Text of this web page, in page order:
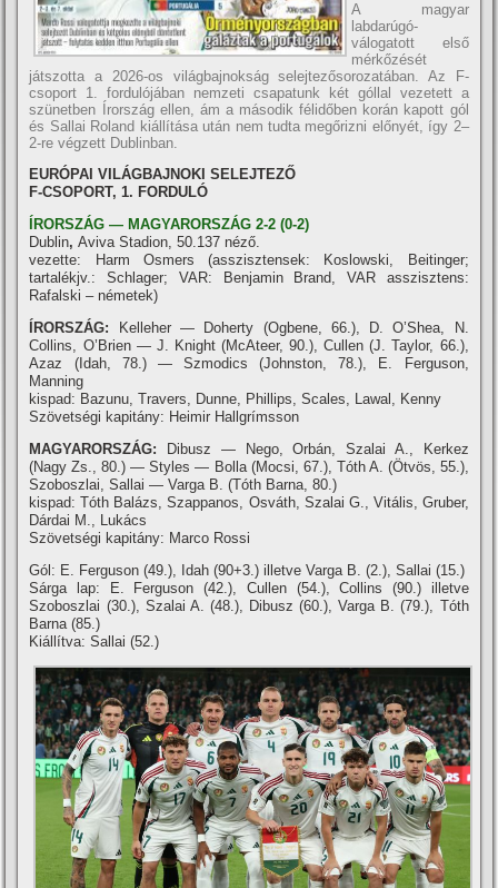
A magyar
labdarúgó-
válogatott első
mérkőzését
játszotta a 2026-os világbajnokság selejtezősorozatában. Az F-
csoport 1. fordulójában nemzeti csapatunk két góllal vezetett a
szünetben Írország ellen, ám a második félidőben korán kapott gól
és Sallai Roland kiállítása után nem tudta megőrizni előnyét, így 2–
2-re végzett Dublinban.
EURÓPAI VILÁGBAJNOKI SELEJTEZŐ
F-CSOPORT, 1. FORDULÓ
ÍRORSZÁG — MAGYARORSZÁG 2-2 (0-2)
Dublin, Aviva Stadion, 50.137 néző.
vezette: Harm Osmers (asszisztensek: Koslowski, Beitinger;
tartalékjv.: Schlager; VAR: Benjamin Brand, VAR asszisztens:
Rafalski – németek)
ÍRORSZÁG: Kelleher — Doherty (Ogbene, 66.), D. O’Shea, N.
Collins, O’Brien — J. Knight (McAteer, 90.), Cullen (J. Taylor, 66.),
Azaz (Idah, 78.) — Szmodics (Johnston, 78.), E. Ferguson,
Manning
kispad: Bazunu, Travers, Dunne, Phillips, Scales, Lawal, Kenny
Szövetségi kapitány: Heimir Hallgrímsson
MAGYARORSZÁG: Dibusz — Nego, Orbán, Szalai A., Kerkez
(Nagy Zs., 80.) — Styles — Bolla (Mocsi, 67.), Tóth A. (Ötvös, 55.),
Szoboszlai, Sallai — Varga B. (Tóth Barna, 80.)
kispad: Tóth Balázs, Szappanos, Osváth, Szalai G., Vitális, Gruber,
Dárdai M., Lukács
Szövetségi kapitány: Marco Rossi
Gól: E. Ferguson (49.), Idah (90+3.) illetve Varga B. (2.), Sallai (15.)
Sárga lap: E. Ferguson (42.), Cullen (54.), Collins (90.) illetve
Szoboszlai (30.), Szalai A. (48.), Dibusz (60.), Varga B. (79.), Tóth
Barna (85.)
Kiállítva: Sallai (52.)